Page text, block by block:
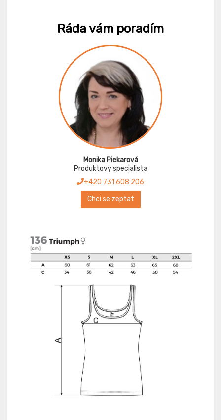
Ráda vám poradím
Monika Piekarová
Produktový specialista
+420 731 608 206
Chci se zeptat